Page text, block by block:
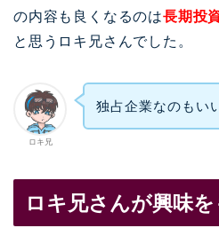
の内容も良くなるのは長期投
と思うロキ兄さんでした。
ロキ兄
独占企業なのもい
ロキ兄さんが興味